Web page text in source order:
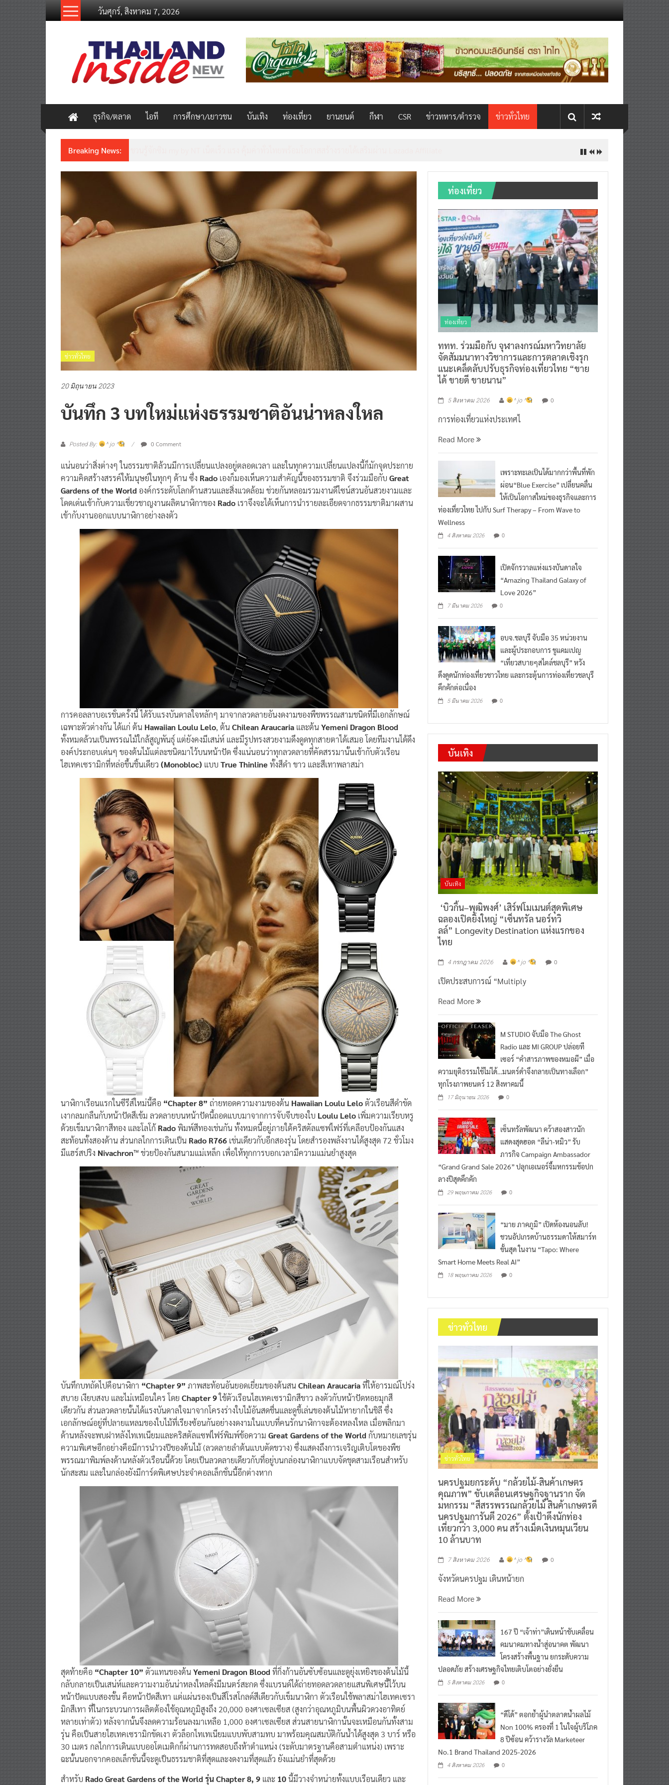
วันศุกร์, สิงหาคม 7, 2026
thailandinsidenew.com
Thailand
Inside
New
ธุรกิจ/ตลาด ไอที การศึกษา/เยาวชน บันเทิง ท่องเที่ยว ยานยนต์ กีฬา CSR ข่าวทหาร/ตำรวจ ข่าวทั่วไทย
Breaking News:
ข่าวทั่วไทย
20 มิถุนายน 2023
บันทึก 3 บทใหม่แห่งธรรมชาติอันน่าหลงใหล
Posted By: ^ jo ^ 0 Comment
แน่นอนว่าสิ่งต่างๆ ในธรรมชาติล้วนมีการเปลี่ยนแปลงอยู่ตลอดเวลา และในทุกความเปลี่ยนแปลงนี้ก็มักจุดประกาย
ความคิดสร้างสรรค์ให้มนุษย์ในทุกๆ ด้าน ซึ่ง Rado เองก็มองเห็นความสำคัญนี้ของธรรมชาติ จึงร่วมมือกับ Great
Gardens of the World องค์กรระดับโลกด้านสวนและสิ่งแวดล้อม ช่วยกันหลอมรวมงานดีไซน์สวนอันสวยงามและ
โดดเด่นเข้ากับความเชี่ยวชาญงานผลิตนาฬิกาของ Rado เราจึงจะได้เห็นการนำรายละเอียดจากธรรมชาติมาผสาน
เข้ากับงานออกแบบนาฬิกาอย่างลงตัว
การคอลลาบอเรชั่นครั้งนี้ ได้รับแรงบันดาลใจหลักๆ มาจากลวดลายอันงดงามของพืชพรรณสามชนิดที่มีเอกลักษณ์
เฉพาะตัวต่างกัน ได้แก่ ต้น Hawaiian Loulu Lelo, ต้นChilean Araucaria และต้นYemeni Dragon Blood
ทั้งหมดล้วนเป็นพรรณไม้ใกล้สูญพันธุ์ แต่ยังคงมีเสน่ห์ และมีรูปทรงสวยงามดึงดูดทุกสายตาได้เสมอ โดยทีมงานได้ดึง
องค์ประกอบเด่นๆ ของต้นไม้แต่ละชนิดมาไว้บนหน้าปัด ซึ่งแน่นอนว่าทุกลวดลายที่คัดสรรมานั้นเข้ากับตัวเรือน
ไฮเทคเซรามิกที่หล่อขึ้นชิ้นเดียว (Monobloc) แบบ True Thinlineทั้งสีดำ ขาว และสีเทาพลาสม่า
นาฬิกาเรือนแรกในซีรีส์ใหม่นี้คือ “Chapter 8” ถ่ายทอดความงามของต้น Hawaiian Loulu Leloตัวเรือนสีดำขัด
เงากลมกลืนกับหน้าปัดสีเข้ม ลวดลายบนหน้าปัดนี้ถอดแบบมาจากการจับจีบของใบ Loulu Lelo เพิ่มความเรียบหรู
ด้วยเข็มนาฬิกาสีทอง และโลโก้ Radoพิมพ์สีทองเช่นกัน ทั้งหมดนี้อยู่ภายใต้คริสตัลแซฟไฟร์ที่เคลือบป้องกันแสง
สะท้อนทั้งสองด้าน ส่วนกลไกการเดินเป็น Rado R766 เช่นเดียวกับอีกสองรุ่น โดยสำรองพลังงานได้สูงสุด 72 ชั่วโมง
มีแฮร์สปริง Nivachron™ ช่วยป้องกันสนามแม่เหล็ก เพื่อให้ทุกการบอกเวลามีความแม่นยำสูงสุด
บันทึกบทถัดไปคือนาฬิกา “Chapter 9” ภาพสะท้อนอันยอดเยี่ยมของต้นสนChilean Araucariaที่ให้อารมณ์โปร่ง
สบาย เงียบสงบ และไม่เหมือนใคร โดย Chapter 9ใช้ตัวเรือนไฮเทคเซรามิกสีขาว ลงตัวกับหน้าปัดหอยมุกสี
เดียวกัน ส่วนลวดลายนั้นได้แรงบันดาลใจมาจากโครงร่างใบไม้อันสดชื่นและดูขี้เล่นของต้นไม้หายากในชิลี ซึ่ง
เอกลักษณ์อยู่ที่ปลายแหลมของใบไม้ที่เรียงซ้อนกันอย่างงดงามในแบบที่คนรักนาฬิกาจะต้องหลงใหล เมื่อพลิกมา
ด้านหลังจะพบฝาหลังไทเทเนียมและคริสตัลแซฟไฟร์พิมพ์ข้อความ Great Gardens of the World กับหมายเลขรุ่น
ความพิเศษอีกอย่างคือมีการนำวงปีของต้นไม้ (ลวดลายลำต้นแบบตัดขวาง) ซึ่งแสดงถึงการเจริญเติบโตของพืช
พรรณมาพิมพ์ลงด้านหลังตัวเรือนนี้ด้วย โดยเป็นลวดลายเดียวกับที่อยู่บนกล่องนาฬิกาแบบจัดชุดสามเรือนสำหรับ
นักสะสม และในกล่องยังมีการ์ดพิเศษประจำคอลเล็กชั่นนี้อีกต่างหาก
สุดท้ายคือ “Chapter 10” ตัวแทนของต้นYemeni Dragon Blood ที่กิ่งก้านอันซับซ้อนและดูยุ่งเหยิงของต้นไม้นี้
กลับกลายเป็นเสน่ห์และความงามอันน่าหลงใหลดั่งมีมนตร์สะกด ซึ่งแบรนด์ได้ถ่ายทอดลวดลายแสนพิเศษนี้ไว้บน
หน้าปัดแบบสองชั้น คือหน้าปัดสีเทา แต่แผ่นรองเป็นสีโรสโกลด์สีเดียวกับเข็มนาฬิกา ตัวเรือนใช้พลาสม่าไฮเทคเซรา
มิกสีเทา ที่ในกระบวนการผลิตต้องใช้อุณหภูมิสูงถึง 20,000 องศาเซลเซียส (สูงกว่าอุณหภูมิบนพื้นผิวดวงอาทิตย์
หลายเท่าตัว) หลังจากนั้นจึงลดความร้อนลงมาเหลือ 1,000 องศาเซลเซียส ส่วนสายนาฬิกานั้นจะเหมือนกันทั้งสาม
รุ่น คือเป็นสายไฮเทคเซรามิกขัดเงา ตัวล็อกไทเทเนียมแบบพับสามทบ มาพร้อมคุณสมบัติกันน้ำได้สูงสุด 3 บาร์ หรือ
30 เมตร กลไกการเดินแบบออโตเมติกก็ผ่านการทดสอบถึงห้าตำแหน่ง (ระดับมาตรฐานคือสามตำแหน่ง) เพราะ
ฉะนั้นนอกจากคอลเล็กชั่นนี้จะดูเป็นธรรมชาติที่สุดและงดงามที่สุดแล้ว ยังแม่นยำที่สุดด้วย
สำหรับ Rado Great Gardens of the World รุ่น Chapter 8, 9 และ 10นี้มีวางจำหน่ายทั้งแบบเรือนเดียว และ
ท่องเที่ยว
ท่องเที่ยว
ททท. ร่วมมือกับ จุฬาลงกรณ์มหาวิทยาลัย
จัดสัมมนาทางวิชาการและการตลาดเชิงรุก
แนะเคล็ดลับปรับธุรกิจท่องเที่ยวไทย “ขาย
ได้ ขายดี ขายนาน”
5 สิงหาคม 2026 ^ jo ^ 0
การท่องเที่ยวแห่งประเทศไ
Read More
เพราะทะเลเป็นได้มากกว่าพื้นที่พัก
ผ่อน“Blue Exercise” เปลี่ยนคลื่น
ให้เป็นโอกาสใหม่ของธุรกิจและการ
ท่องเที่ยวไทย ไปกับ Surf Therapy – From Wave to
Wellness
4 สิงหาคม 2026 0
เปิดจักรวาลแห่งแรงบันดาลใจ
“Amazing Thailand Galaxy of
Love 2026”
7 มีนาคม 2026 0
อบจ.ชลบุรี จับมือ 35 หน่วยงาน
และผู้ประกอบการ ชูแคมเปญ
“เที่ยวสบายๆสไตล์ชลบุรี” หวัง
ดึงดูดนักท่องเที่ยวชาวไทย และกระตุ้นการท่องเที่ยวชลบุรี
คึกคักต่อเนื่อง
5 มีนาคม 2026 0
บันเทิง
บันเทิง
‘บิวกิ้น–พุฒิพงศ์’ เสิร์ฟโมเมนต์สุดพิเศษ
ฉลองเปิดยิ่งใหญ่ “เซ็นทรัล นอร์ทวิ
ลล์” Longevity Destination แห่งแรกของ
ไทย
4 กรกฎาคม 2026 ^ jo ^ 0
เปิดประสบการณ์ “Multiply
Read More
M STUDIO จับมือ The Ghost
Radio และ MI GROUP ปล่อยที
เซอร์ “คำสารภาพของหมอผี” เมื่อ
ความยุติธรรมใช้ไม่ได้…มนตร์ดำจึงกลายเป็นทางเลือก”
ทุกโรงภาพยนตร์ 12 สิงหาคมนี้
17 มิถุนายน 2026 0
เซ็นทรัลพัฒนา คว้าสองสาวนัก
แสดงสุดฮอต “ลีน่า-หมิว” รับ
ภารกิจ Campaign Ambassador
“Grand Grand Sale 2026” ปลุกเอเนอร์จี้มหกรรมช้อปก
ลางปีสุดคึกคัก
29 พฤษภาคม 2026 0
“มาย ภาคภูมิ” เปิดห้องนอนลับ!
ชวนอัปเกรดบ้านธรรมดาให้สมาร์ท
ขั้นสุด ในงาน “Tapo: Where
Smart Home Meets Real AI”
18 พฤษภาคม 2026 0
ข่าวทั่วไทย
ข่าวทั่วไทย
นครปฐมยกระดับ “กล้วยไม้-สินค้าเกษตร
คุณภาพ” ขับเคลื่อนเศรษฐกิจฐานราก จัด
มหกรรม “สีสรรพรรณกล้วยไม้ สินค้าเกษตรดี
นครปฐมการันตี 2026” ตั้งเป้าดึงนักท่อง
เที่ยวกว่า 3,000 คน สร้างเม็ดเงินหมุนเวียน
10 ล้านบาท
7 สิงหาคม 2026 ^ jo ^ 0
จังหวัดนครปฐม เดินหน้ายก
Read More
167 ปี “เจ้าท่า”เดินหน้าขับเคลื่อน
คมนาคมทางน้ำสู่อนาคต พัฒนา
โครงสร้างพื้นฐาน ยกระดับความ
ปลอดภัย สร้างเศรษฐกิจไทยเติบโตอย่างยั่งยืน
5 สิงหาคม 2026 0
“ดีโด้” ตอกย้ำผู้นำตลาดน้ำผลไม้
Non 100% ครองที่ 1 ในใจผู้บริโภค
8 ปีซ้อน คว้ารางวัล Marketeer
No.1 Brand Thailand 2025-2026
4 สิงหาคม 2026 0